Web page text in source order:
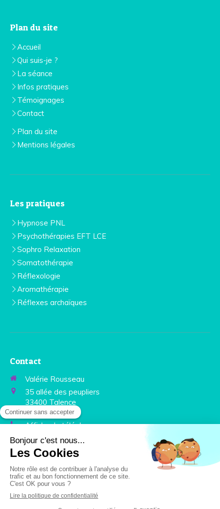
Plan du site
Accueil
Qui suis-je ?
La séance
Infos pratiques
Témoignages
Contact
Plan du site
Mentions légales
Les pratiques
Hypnose PNL
Psychothérapies EFT LCE
Sophro Relaxation
Somatothérapie
Réflexologie
Aromathérapie
Réflexes archaïques
Contact
Valérie Rousseau
35 allée des peupliers
33400 Talence
France
Afficher le téléphone
Prendre rendez-vous